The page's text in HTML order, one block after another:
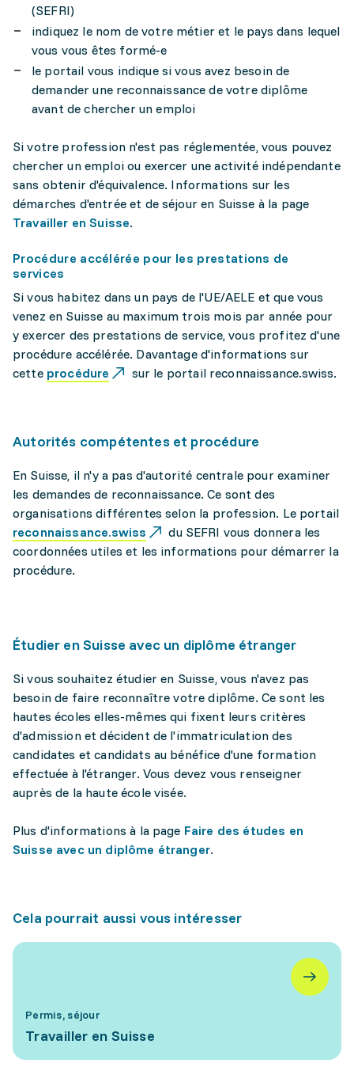
(SEFRI)
indiquez le nom de votre métier et le pays dans lequel
vous vous êtes formé-e
le portail vous indique si vous avez besoin de
demander une reconnaissance de votre diplôme
avant de chercher un emploi
Si votre profession n'est pas réglementée, vous pouvez
chercher un emploi ou exercer une activité indépendante
sans obtenir d'équivalence. Informations sur les
démarches d'entrée et de séjour en Suisse à la page
Travailler en Suisse.
Procédure accélérée pour les prestations de
services
Si vous habitez dans un pays de l'UE/AELE et que vous
venez en Suisse au maximum trois mois par année pour
y exercer des prestations de service, vous profitez d'une
procédure accélérée. Davantage d'informations sur
cette procédure sur le portail reconnaissance.swiss.
Autorités compétentes et procédure
En Suisse, il n'y a pas d'autorité centrale pour examiner
les demandes de reconnaissance. Ce sont des
organisations différentes selon la profession. Le portail
reconnaissance.swiss
du SEFRI vous donnera les
coordonnées utiles et les informations pour démarrer la
procédure.
Étudier en Suisse avec un diplôme étranger
Si vous souhaitez étudier en Suisse, vous n'avez pas
besoin de faire reconnaître votre diplôme. Ce sont les
hautes écoles elles-mêmes qui fixent leurs critères
d'admission et décident de l'immatriculation des
candidates et candidats au bénéfice d'une formation
effectuée à l'étranger. Vous devez vous renseigner
auprès de la haute école visée.
Plus d'informations à la page Faire des études en
Suisse avec un diplôme étranger.
Cela pourrait aussi vous intéresser
Permis, séjour
Travailler en Suisse